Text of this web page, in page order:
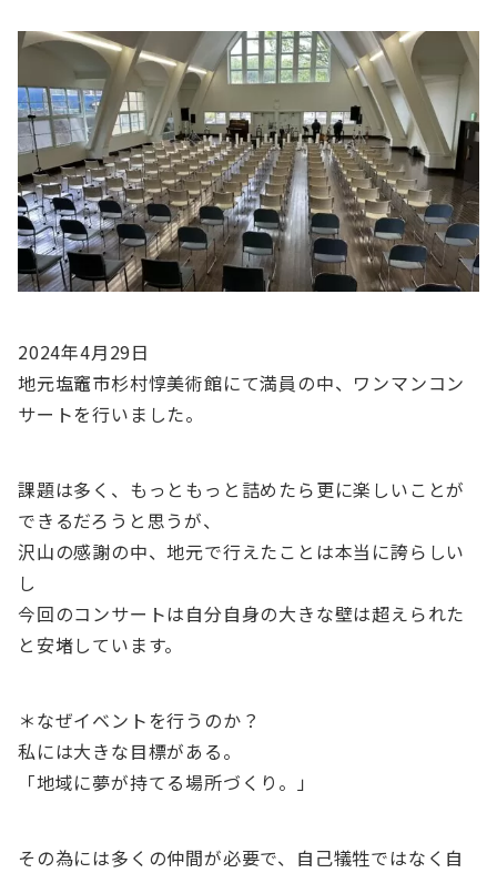
2024年4月29日
地元塩竈市杉村惇美術館にて満員の中、ワンマンコン
サートを行いました。
課題は多く、もっともっと詰めたら更に楽しいことが
できるだろうと思うが、
沢山の感謝の中、地元で行えたことは本当に誇らしい
し
今回のコンサートは自分自身の大きな壁は超えられた
と安堵しています。
＊なぜイベントを行うのか？
私には大きな目標がある。
「地域に夢が持てる場所づくり。」
その為には多くの仲間が必要で、自己犠牲ではなく自